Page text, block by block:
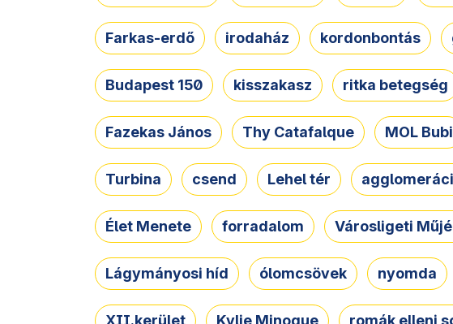
Farkas-erdő irodaház kordonbontás
Budapest 150 kisszakasz ritka betegség
Fazekas János Thy Catafalque MOL Bubi
Turbina csend Lehel tér
Élet Menete forradalom Városligeti
Lágymányosi híd ólomcsövek nyomda
XII.kerület Kylie Minogue romák elleni